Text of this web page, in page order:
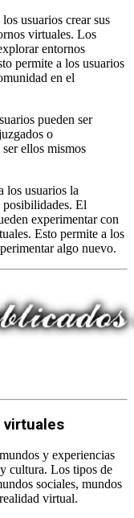
usuarios crear sus
virtuales. Los
entornos
permite a los usuarios
en el
pueden ser
o
ellos mismos
los usuarios la
El
experimentar con
Esto permite a los
algo nuevo.
virtuales
y experiencias
cultura. Los tipos de
sociales, mundos
virtual.